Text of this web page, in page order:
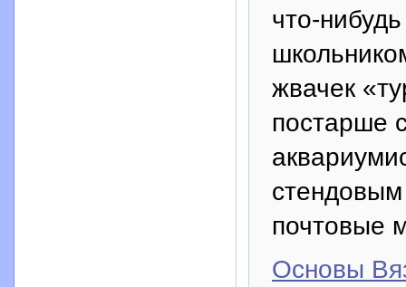
что-
жвачек
постарше
почтовые
Основы